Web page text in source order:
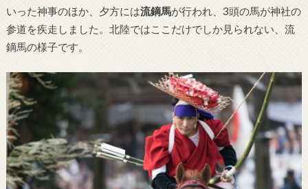
いった神事のほか、夕方には流鏑馬が行われ、3頭の馬が神社の
参道を疾走しました。北陸ではここだけでしか見られない、流
鏑馬の様子です。